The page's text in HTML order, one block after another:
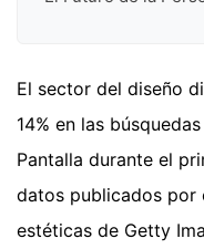
El sector del diseño
14% en las
Pantalla durante el
datos publicados por
estéticas de Getty